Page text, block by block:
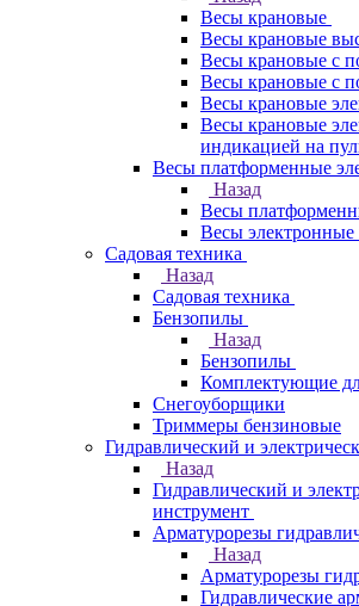
Весы крановые
Весы крановые
Весы крановые с
Весы крановые с
Весы крановые
Весы крановые
индикацией на
Весы платформенные
Назад
Весы
Весы
Садовая техника
Назад
Садовая техника
Бензопилы
Назад
Бензопилы
Комплектующие
Снегоуборщики
Триммеры бензиновые
Гидравлический и
Назад
Гидравлический и
инструмент
Арматурорезы
Назад
Арматурорезы
Гидравлические